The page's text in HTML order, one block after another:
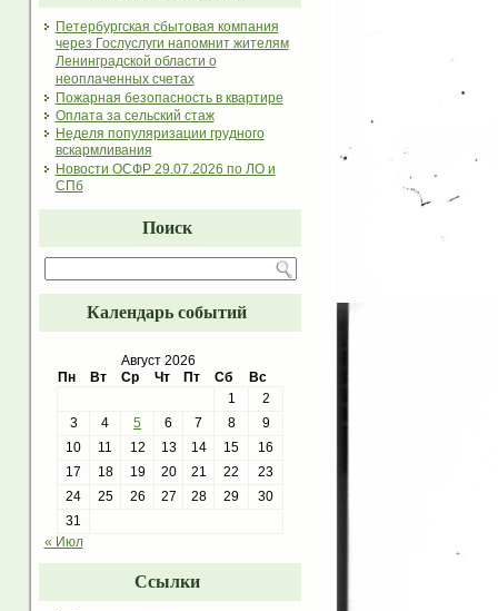
Петербургская сбытовая компания
через Гослуслуги напомнит жителям
Ленинградской области о
неоплаченных счетах
Пожарная безопасность в квартире
Оплата за сельский стаж
Неделя популяризации грудного
вскармливания
Новости ОСФР 29.07.2026 по ЛО и
СПб
Поиск
Календарь событий
Август 2026
Пн
Вт Ср Чт Пт Сб
Вс
1
2
3
4 5 6 7 8
9
10
11 12 13 14 15
16
17
18 19 20 21 22
23
24
25 26 27 28 29
30
31
« Июл
Ссылки